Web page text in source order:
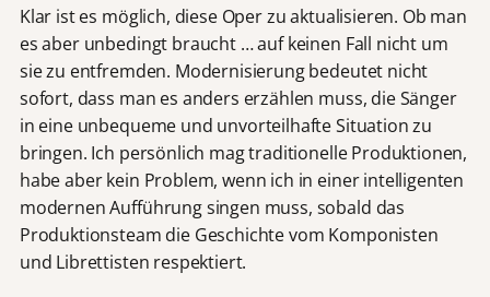
Klar ist es möglich, diese Oper zu aktualisieren. Ob man
es aber unbedingt braucht … auf keinen Fall nicht um
sie zu entfremden. Modernisierung bedeutet nicht
sofort, dass man es anders erzählen muss, die Sänger
in eine unbequeme und unvorteilhafte Situation zu
bringen. Ich persönlich mag traditionelle Produktionen,
habe aber kein Problem, wenn ich in einer intelligenten
modernen Aufführung singen muss, sobald das
Produktionsteam die Geschichte vom Komponisten
und Librettisten respektiert.